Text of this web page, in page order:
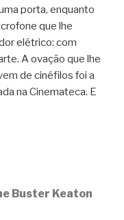
porta, enquanto
que lhe
elétrico: com
A ovação que lhe
de cinéfilos foi a
na Cinemateca. E
Buster Keaton